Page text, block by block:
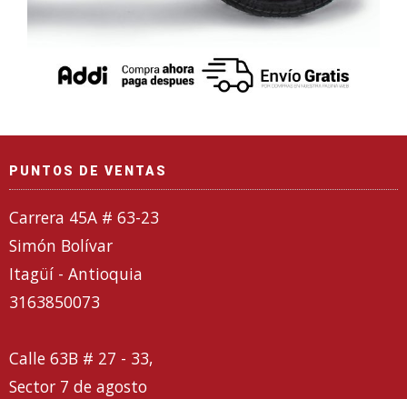
PUNTOS DE VENTAS
Carrera 45A # 63-23
Simón Bolívar
Itagüí - Antioquia
3163850073
Calle 63B # 27 - 33,
Sector 7 de agosto